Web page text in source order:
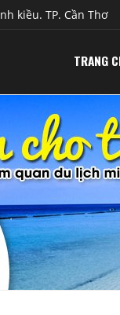
kiều. TP. Cần Thơ
TRANG